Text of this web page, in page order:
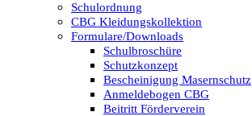
Schulordnung
CBG Kleidungskollektion
Formulare/Downloads
Schulbroschüre
Schutzkonzept
Bescheinigung Masernschutz
Anmeldebogen CBG
Beitritt Förderverein